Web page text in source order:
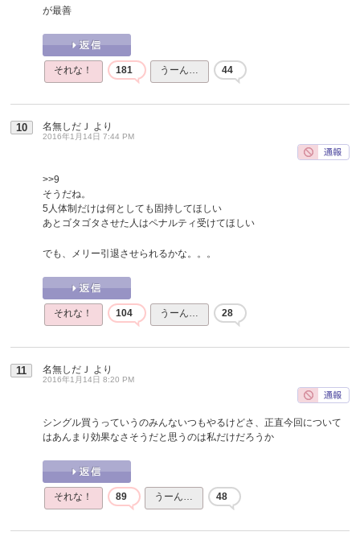
が最善
それな！ 181 うーん… 44
10 名無しだＪ より
2016年1月14日 7:44 PM
>>9
そうだね。
5人体制だけは何としても固持してほしい
あとゴタゴタさせた人はペナルティ受けてほしい
でも、メリー引退させられるかな。。。
それな！ 104 うーん… 28
11 名無しだＪ より
2016年1月14日 8:20 PM
シングル買うっていうのみんないつもやるけどさ、正直今回について
はあんまり効果なさそうだと思うのは私だけだろうか
それな！ 89 うーん… 48